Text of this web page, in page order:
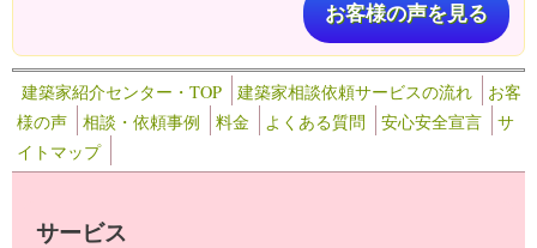
お客様の声を見る
建築家紹介センター・TOP 建築家相談依頼サービスの流れ
お客
様の声
相談・依頼事例 料金 よくある質問 安心安全宣言
サ
イトマップ
サービス